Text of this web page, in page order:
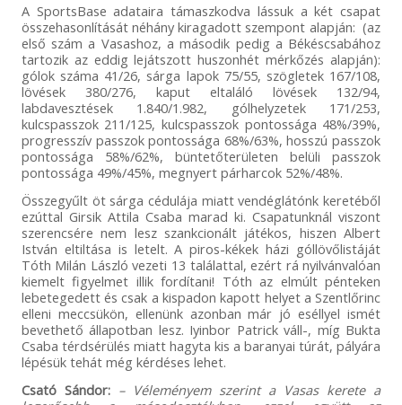
A SportsBase adataira támaszkodva lássuk a két csapat
összehasonlítását néhány kiragadott szempont alapján: (az
első szám a Vasashoz, a második pedig a Békéscsabához
tartozik az eddig lejátszott huszonhét mérkőzés alapján):
gólok száma 41/26, sárga lapok 75/55, szögletek 167/108,
lövések 380/276, kaput eltaláló lövések 132/94,
labdavesztések 1.840/1.982, gólhelyzetek 171/253,
kulcspasszok 211/125, kulcspasszok pontossága 48%/39%,
progresszív passzok pontossága 68%/63%, hosszú passzok
pontossága 58%/62%, büntetőterületen belüli passzok
pontossága 49%/45%, megnyert párharcok 52%/48%.
Összegyűlt öt sárga cédulája miatt vendéglátónk keretéből
ezúttal Girsik Attila Csaba marad ki. Csapatunknál viszont
szerencsére nem lesz szankcionált játékos, hiszen Albert
István eltiltása is letelt. A piros-kékek házi góllövőlistáját
Tóth Milán László vezeti 13 találattal, ezért rá nyilvánvalóan
kiemelt figyelmet illik fordítani! Tóth az elmúlt pénteken
lebetegedett és csak a kispadon kapott helyet a Szentlőrinc
elleni meccsükön, ellenünk azonban már jó eséllyel ismét
bevethető állapotban lesz. Iyinbor Patrick váll-, míg Bukta
Csaba térdsérülés miatt hagyta kis a baranyai túrát, pályára
lépésük tehát még kérdéses lehet.
Csató Sándor: – Véleményem szerint a Vasas kerete a